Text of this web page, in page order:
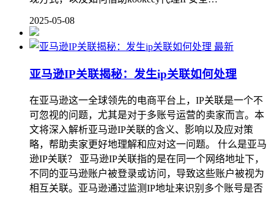
2025-05-08
最新
亚马逊IP关联揭秘：发生ip关联如何处理
在亚马逊这一全球领先的电商平台上，IP关联是一个不
可忽视的问题，尤其是对于多账号运营的卖家而言。本
文将深入解析亚马逊IP关联的含义、影响以及应对策
略，帮助卖家更好地理解和应对这一问题。 什么是亚马
逊IP关联？ 亚马逊IP关联指的是在同一个网络地址下，
不同的亚马逊账户被登录或访问，导致这些账户被视为
相互关联。亚马逊通过监测IP地址来识别多个账号是否